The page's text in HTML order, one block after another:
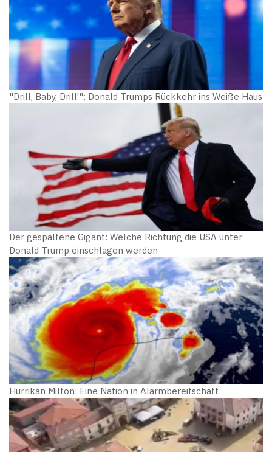
"Drill, Baby, Drill!": Donald Trumps Rückkehr ins Weiße Haus
Der gespaltene Gigant: Welche Richtung die USA unter
Donald Trump einschlagen werden
Hurrikan Milton: Eine Nation in Alarmbereitschaft